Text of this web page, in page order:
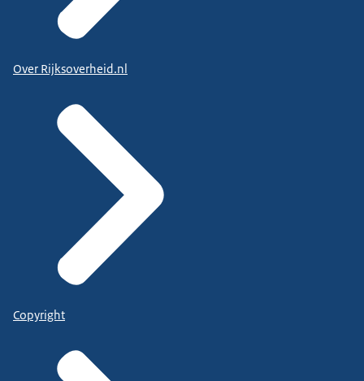
Over Rijksoverheid.nl
Copyright